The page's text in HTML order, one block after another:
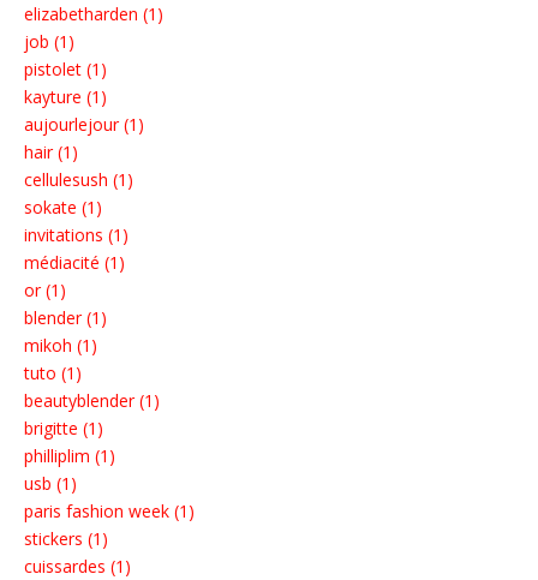
elizabetharden (1)
job (1)
pistolet (1)
kayture (1)
aujourlejour (1)
hair (1)
cellulesush (1)
sokate (1)
invitations (1)
médiacité (1)
or (1)
blender (1)
mikoh (1)
tuto (1)
beautyblender (1)
brigitte (1)
philliplim (1)
usb (1)
paris fashion week (1)
stickers (1)
cuissardes (1)